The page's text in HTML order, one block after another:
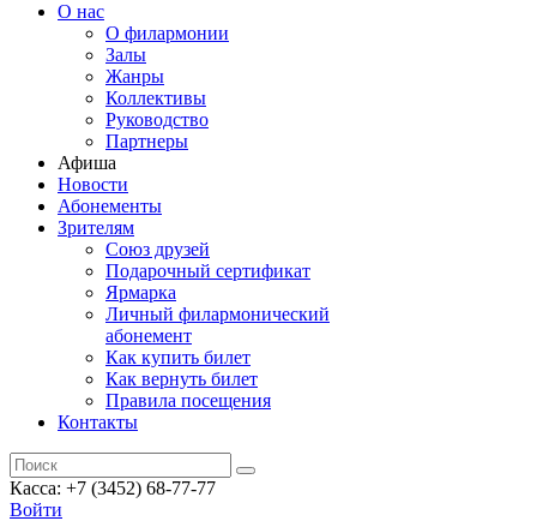
О нас
О филармонии
Залы
Жанры
Коллективы
Руководство
Партнеры
Афиша
Новости
Абонементы
Зрителям
Союз друзей
Подарочный сертификат
Ярмарка
Личный филармонический
абонемент
Как купить билет
Как вернуть билет
Правила посещения
Контакты
Касса: +7 (3452) 68-77-77
Войти